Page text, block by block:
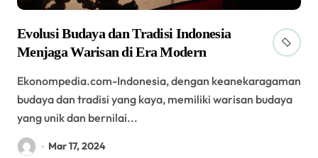
Evolusi Budaya dan Tradisi Indonesia
Menjaga Warisan di Era Modern
Ekonompedia.com-Indonesia, dengan keanekaragaman
budaya dan tradisi yang kaya, memiliki warisan budaya
yang unik dan bernilai...
Mar 17, 2024